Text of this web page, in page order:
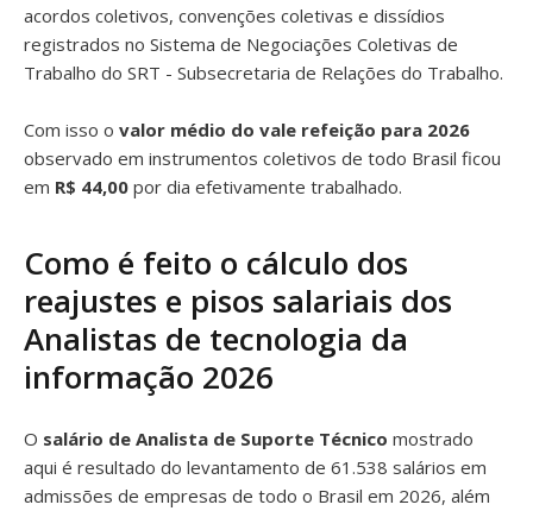
acordos coletivos, convenções coletivas e dissídios
registrados no Sistema de Negociações Coletivas de
Trabalho do SRT - Subsecretaria de Relações do Trabalho.
Com isso o valor médio do vale refeição para 2026
observado em instrumentos coletivos de todo Brasil ficou
em R$ 44,00 por dia efetivamente trabalhado.
Como é feito o cálculo dos
reajustes e pisos salariais dos
Analistas de tecnologia da
informação 2026
O salário de Analista de Suporte Técnico mostrado
aqui é resultado do levantamento de 61.538 salários em
admissões de empresas de todo o Brasil em 2026, além